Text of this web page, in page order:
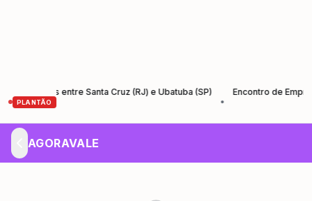
PLANTÃO
entre Santa Cruz (RJ) e Ubatuba (SP)
Encontro de
AGORAVALE